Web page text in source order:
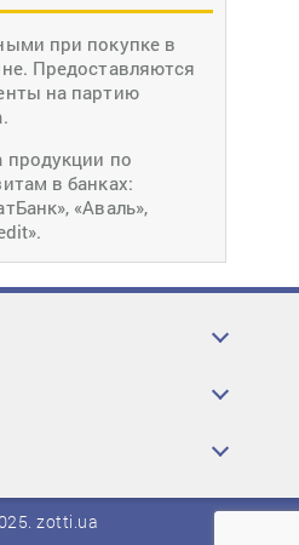
при покупке в
Предоставляются
на партию
продукции по
в банках:
«Аваль»,
zotti.ua